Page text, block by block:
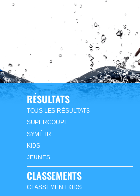
RÉSULTATS
TOUS LES RÉSULTATS
SUPERCOUPE
SYMÉTRI
KIDS
JEUNES
CLASSEMENTS
CLASSEMENT KIDS